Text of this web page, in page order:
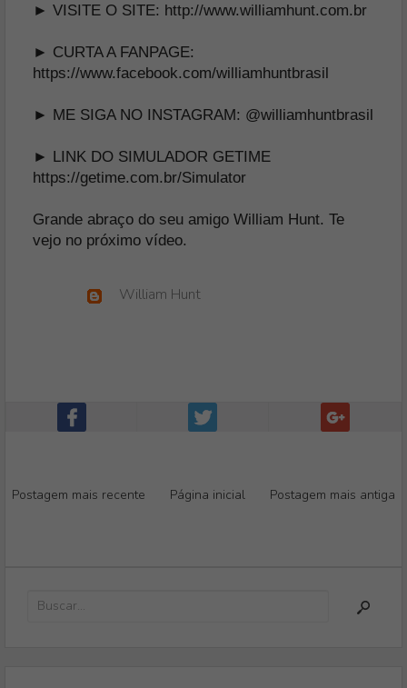
► VISITE O SITE: http://www.williamhunt.com.br
► CURTA A FANPAGE:
https://www.facebook.com/williamhuntbrasil
► ME SIGA NO INSTAGRAM: @williamhuntbrasil
► LINK DO SIMULADOR GETIME
https://getime.com.br/Simulator
Grande abraço do seu amigo William Hunt. Te
vejo no próximo vídeo.
William Hunt
Postagem mais recente Página inicial Postagem mais antiga